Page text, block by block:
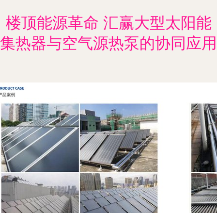
楼顶能源革命 汇赢大型太阳能
集热器与空气源热泵的协同应用